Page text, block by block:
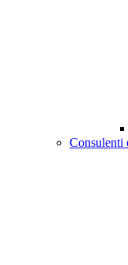
Consulenti